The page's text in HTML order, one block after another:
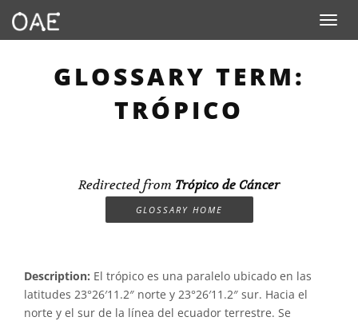
Toggle
GLOSSARY TERM:
TRÓPICO
Redirected from Trópico de Cáncer
GLOSSARY HOME
Description: El trópico es una paralelo ubicado en las
latitudes 23°26′11.2″ norte y 23°26′11.2″ sur. Hacia el
norte y el sur de la línea del ecuador terrestre. Se